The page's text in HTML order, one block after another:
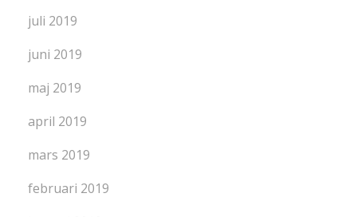
juli 2019
juni 2019
maj 2019
april 2019
mars 2019
februari 2019